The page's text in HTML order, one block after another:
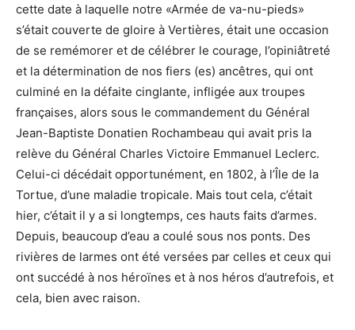
cette date à laquelle notre «Armée de va-nu-pieds»
s’était couverte de gloire à Vertières, était une occasion
de se remémorer et de célébrer le courage, l’opiniâtreté
et la détermination de nos fiers (es) ancêtres, qui ont
culminé en la défaite cinglante, infligée aux troupes
françaises, alors sous le commandement du Général
Jean-Baptiste Donatien Rochambeau qui avait pris la
relève du Général Charles Victoire Emmanuel Leclerc.
Celui-ci décédait opportunément, en 1802, à l’Île de la
Tortue, d’une maladie tropicale. Mais tout cela, c’était
hier, c’était il y a si longtemps, ces hauts faits d’armes.
Depuis, beaucoup d’eau a coulé sous nos ponts. Des
rivières de larmes ont été versées par celles et ceux qui
ont succédé à nos héroïnes et à nos héros d’autrefois, et
cela, bien avec raison.